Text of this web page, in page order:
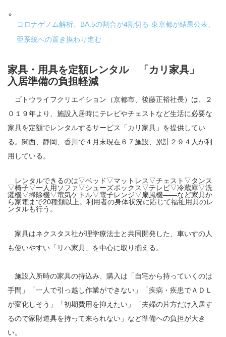
コロナゲノム解析、BA.5の割合が4割切る-東京都が結果公表、
亜系統への置き換わり進む
家具・用具を定額レンタル 「カリ家具」
入居準備の負担軽減
ゴトウライフクリエイション（京都市、後藤正裕社長）は、２
０１９年より、施設入居時にテレビやチェストなど生活に必要な
家具を定額でレンタルするサービス「カリ家具」を提供してい
る。関西、静岡、香川で４月末現在６７施設、累計２９４人が利
用している。
レンタルできるのは▽ベッド▽マットレス▽チェスト▽タンス
▽椅子▽一人用ソファ▽シューズボックス▽テレビ▽冷蔵庫▽洗
濯機▽掃除機▽電気ケトル▽電子レンジ▽扇風機――など家具か
ら家電まで20種類以上。利用者の身体状況に応じて福祉用具のレ
ンタルも行う。
家具はネクスタス社が理学療法士と共同開発した、車いすの人
も使いやすい「リハ家具」を中心に取り揃える。
施設入所時の家具の持込み、購入は「自宅から持っていくのは
手間」「一人で引っ越し作業ができない」「疾病・疾患でＡＤＬ
が変化しそう」「初期費用を抑えたい」「夫婦の片方だけ入居す
るので家財道具を持って来られない」など準備への負担が大き
い。